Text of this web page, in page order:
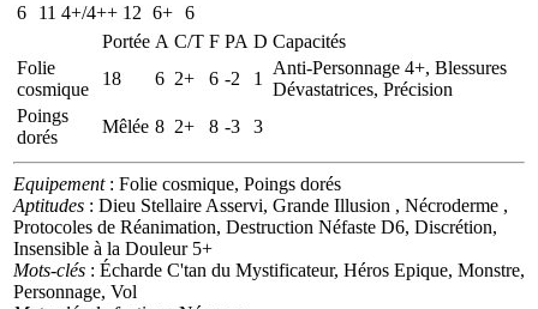
6
11 4+/4++ 12 6+ 6
Portée A C/T F PA D Capacités
Folie
cosmique
18 6 2+ 6 -2 1
Anti-Personnage 4+, Blessures
Dévastatrices, Précision
Poings
dorés
Mêlée 8 2+ 8 -3 3
Equipement: Folie cosmique, Poings dorés
Aptitudes : Dieu Stellaire Asservi, Grande Illusion , Nécroderme ,
Protocoles de Réanimation, Destruction Néfaste D6, Discrétion,
Insensible à la Douleur 5+
Mots-clés : Écharde C'tan du Mystificateur, Héros Epique, Monstre,
Personnage, Vol